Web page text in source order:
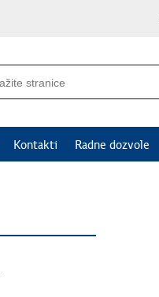
Kontakti Radne dozvole